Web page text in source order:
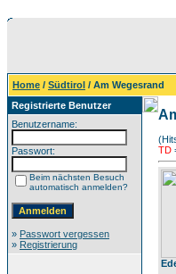
Home / Südtirol / Am Wegesrand
Registrierte Benutzer
Benutzername:
Passwort:
Beim nächsten Besuch
automatisch anmelden?
» Passwort vergessen
» Registrierung
TD